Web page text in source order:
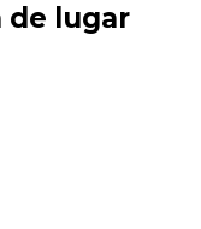
de lugar